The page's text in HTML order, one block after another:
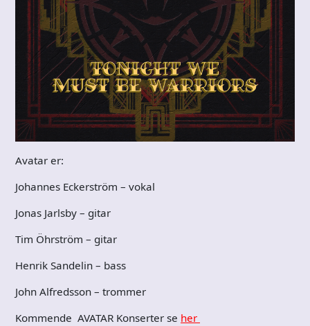
Avatar er:
Johannes Eckerström – vokal
Jonas Jarlsby – gitar
Tim Öhrström – gitar
Henrik Sandelin – bass
John Alfredsson – trommer
Kommende AVATAR Konserter se her